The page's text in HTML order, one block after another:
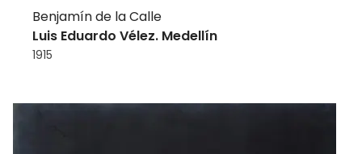
Benjamín de la Calle
Luis Eduardo Vélez. Medellín
1915